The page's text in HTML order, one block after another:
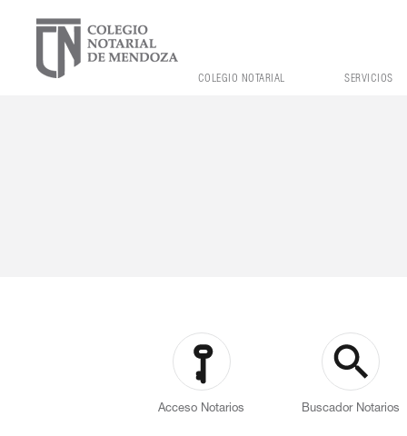
COLEGIO NOTARIAL SERVICIOS
Acceso Notarios Buscador Notarios